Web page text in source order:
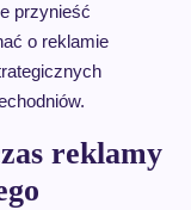
przynieść
o reklamie
reklamy